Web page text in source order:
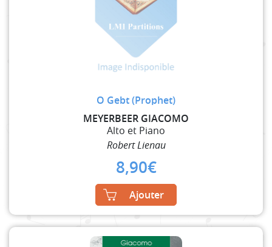
O Gebt (Prophet)
MEYERBEER GIACOMO
Alto et Piano
Robert Lienau
8,90€
Ajouter